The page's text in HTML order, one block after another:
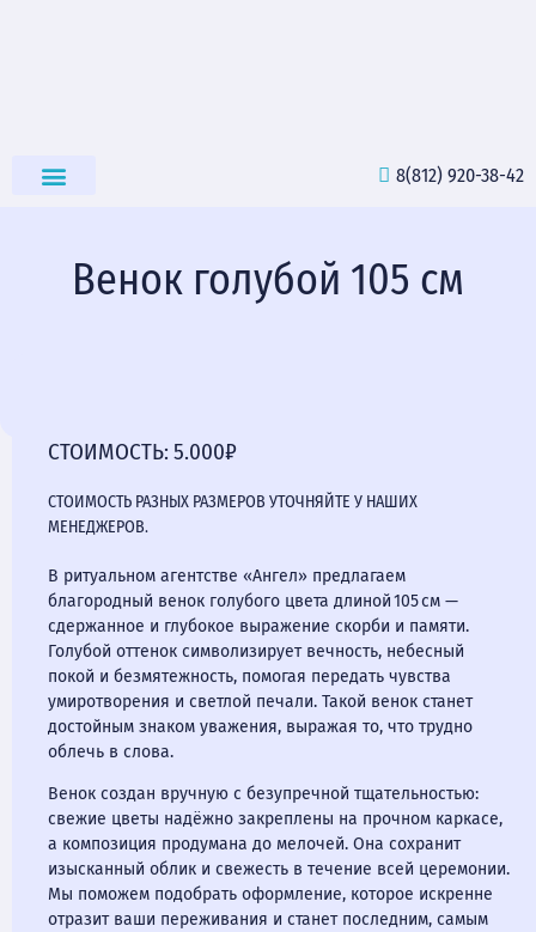
8(812) 920-38-42
Венок голубой 105 см
СТОИМОСТЬ: 5.000₽
СТОИМОСТЬ РАЗНЫХ РАЗМЕРОВ УТОЧНЯЙТЕ У НАШИХ
МЕНЕДЖЕРОВ.
В ритуальном агентстве «Ангел» предлагаем
благородный венок голубого цвета длиной 105 см —
сдержанное и глубокое выражение скорби и памяти.
Голубой оттенок символизирует вечность, небесный
покой и безмятежность, помогая передать чувства
умиротворения и светлой печали. Такой венок станет
достойным знаком уважения, выражая то, что трудно
облечь в слова.
Венок создан вручную с безупречной тщательностью:
свежие цветы надёжно закреплены на прочном каркасе,
а композиция продумана до мелочей. Она сохранит
изысканный облик и свежесть в течение всей церемонии.
Мы поможем подобрать оформление, которое искренне
отразит ваши переживания и станет последним, самым